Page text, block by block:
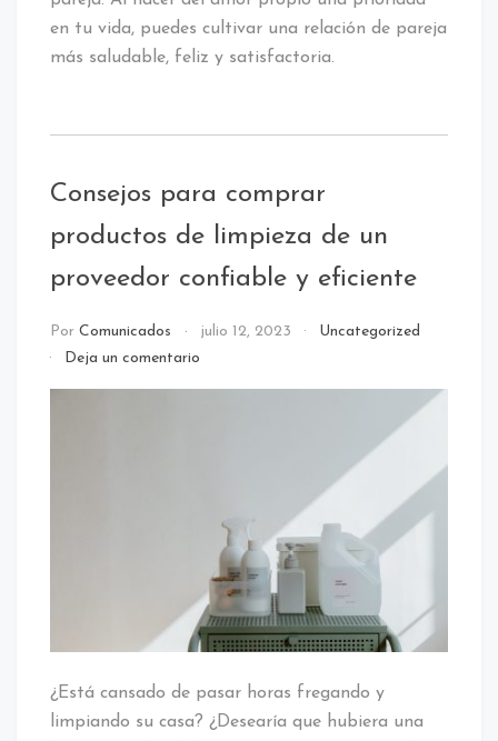
en tu vida, puedes cultivar una relación de pareja
más saludable, feliz y satisfactoria.
Consejos para comprar
productos de limpieza de un
proveedor confiable y eficiente
Por Comunicados julio 12, 2023
Uncategorized
Deja un comentarioen
proveedor
confiable
y
eficiente
¿Está cansado de pasar horas fregando y
limpiando su casa? ¿Desearía que hubiera una